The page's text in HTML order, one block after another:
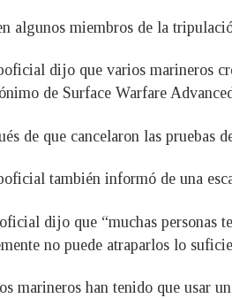
algunos miembros de la
dijo que varios marineros
de Surface Warfare
de que cancelaron las
también informó de una
dijo que “muchas personas
no puede atraparlos lo
marineros han tenido que usar